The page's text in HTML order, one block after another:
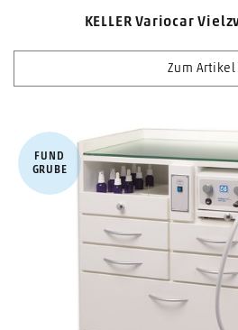
KELLER Variocar
Zum Artikel
FUND​
GRUBE